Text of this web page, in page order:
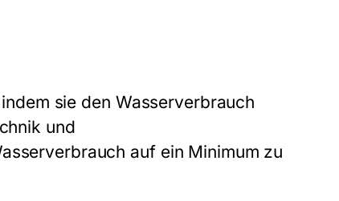
sie den Wasserverbrauch
und
auf ein Minimum zu